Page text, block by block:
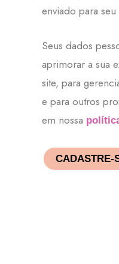
enviado para
Seus dados
aprimorar a sua
site, para
e para outros
em nossa
CADASTRE-